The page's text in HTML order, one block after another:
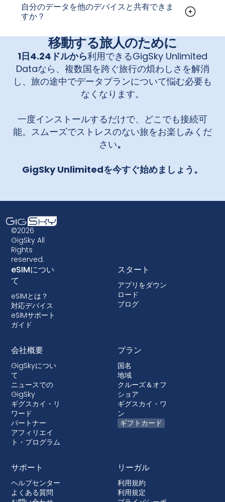
ンであっても同様です。
自分のデータを他のデバイスと共有できま
すか？
の無制限のホットスポット機能が含まれていま
す。
移動する旅人のために
1日4.24ドルから利用できるGigSky Unlimited
Dataなら、複数国を跨ぐ旅行の煩わしさを解消
し、旅の途中でデータプランについて悩む必要も
なくなります。
一度インストールするだけで、どこでも接続可
能。スムーズでストレスのない旅をお楽しみくだ
さい。
GigSky Unlimitedを今すぐ始めましょう。
©2026
GigSky All
Rights
reserved.
eSIMについ
て
eSIMとは？
対応デバイス
eSIMサポート
ガイド
スタート
アプリをダウン
ロード
ブログ
会社概要
GigSkyについ
て
ニュースでの
GigSky
ギグスカイ・リ
ワード
パートナー
アフィリエイ
ト・プログラム
プラン
国名
地域
クルーズ＆オフ
ショア
ギグスカイ・ワ
ン
ギフトカード
サポート
ヘルプセンター
よくある質問
リーガル
利用規約
利用規定